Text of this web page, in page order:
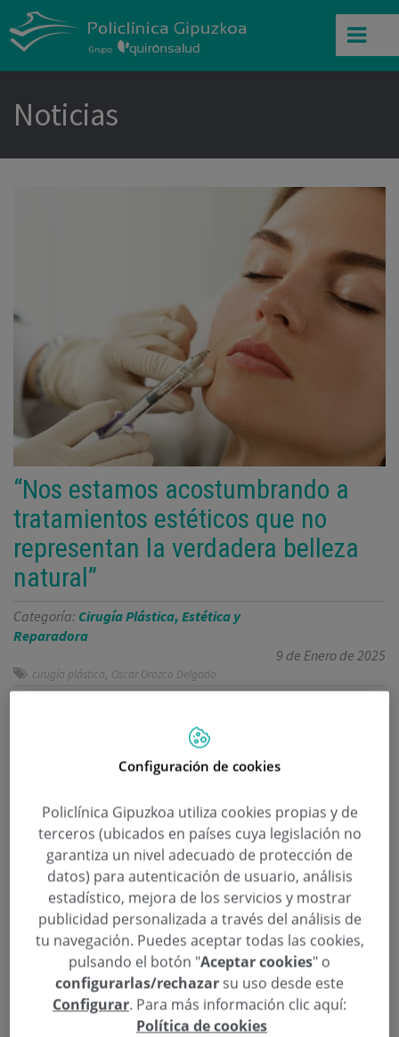
Noticias
“Nos estamos acostumbrando a
tratamientos estéticos que no
representan la verdadera belleza
natural”
Categoría: Cirugía Plástica, Estética y
Reparadora
9 de Enero de 2025
cirugía plástica, Oscar Orozco Delgado
médico-estéticos en Euskadi podrían estar
siendo realizados por personas no cualificadas o
Configuración de cookies
Policlínica Gipuzkoa utiliza cookies propias y de
terceros (ubicados en países cuya legislación no
garantiza un nivel adecuado de protección de
datos) para autenticación de usuario, análisis
estadístico, mejora de los servicios y mostrar
publicidad personalizada a través del análisis de
tu navegación. Puedes aceptar todas las cookies,
pulsando el botón "Aceptar cookies" o
configurarlas/rechazar su uso desde este
Configurar. Para más información clic aquí:
Política de cookies